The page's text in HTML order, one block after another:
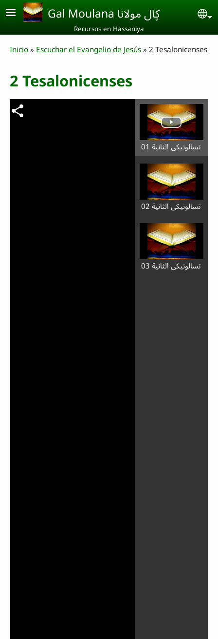
Skip to main content Gal Moulana ڮال مولانا
Recursos en Hassaniya
Breadcrumb
Inicio Escuchar el Evangelio de Jesús 2 Tesalonicenses
2 Tesalonicenses
تسالونيكي الثانية 01
تسالونيكي الثانية 02
تسالونيكي الثانية 03